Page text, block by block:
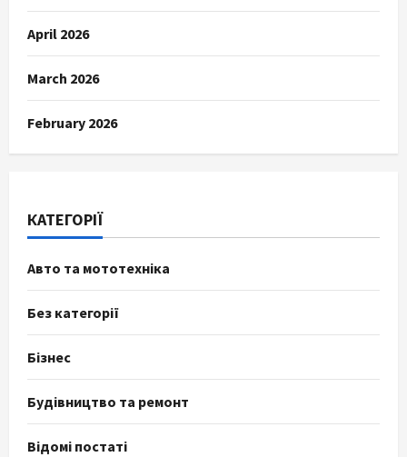
April 2026
March 2026
February 2026
КАТЕГОРІЇ
Авто та мототехніка
Без категорії
Бізнес
Будівництво та ремонт
Відомі постаті